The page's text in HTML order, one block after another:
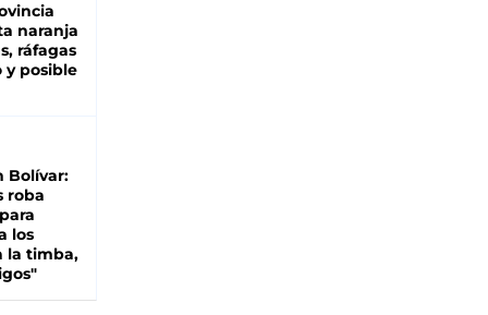
naranja
ráfagas
y posible
Bolívar:
roba
los
la timba,